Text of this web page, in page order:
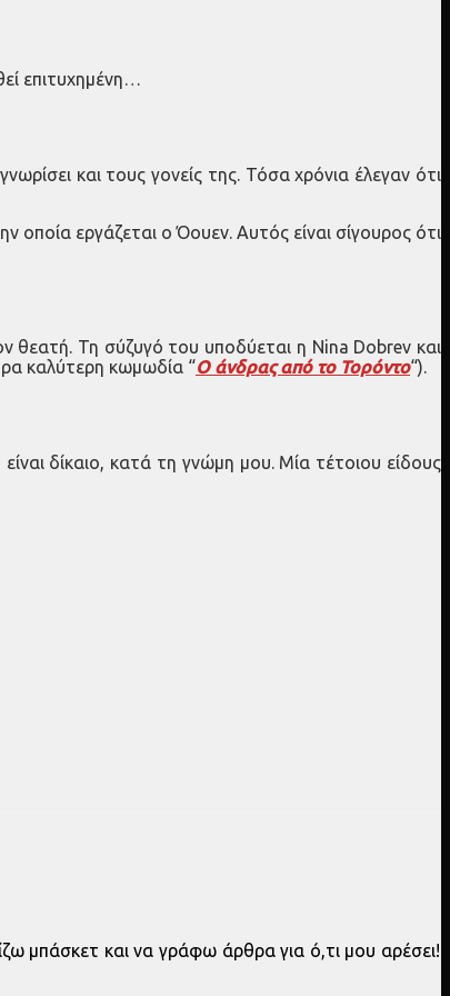
επιτυχημένη…
και τους γονείς της. Τόσα χρόνια έλεγαν ότι
εργάζεται ο Όουεν. Αυτός είναι σίγουρος ότι
θεατή. Τη σύζυγό του υποδύεται η Nina Dobrev και
καλύτερη κωμωδία “Ο άνδρας από το Τορόντο“).
είναι δίκαιο, κατά τη γνώμη μου. Μία τέτοιου είδους
μπάσκετ και να γράφω άρθρα για ό,τι μου αρέσει!